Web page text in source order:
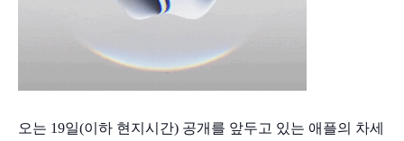
오는 19일(이하 현지시간) 공개를 앞두고 있는 애플의 차세